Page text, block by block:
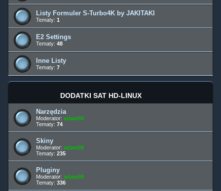
Listy Formuler S-Turbo4K by JAKITAKI
Tematy: 1
E2 Settings
Tematy: 48
Inne Listy
Tematy: 7
DODATKI SAT HD-LINUX
Narzędzia
Moderator: adam59
Tematy: 74
Skiny
Moderator: adam59
Tematy: 235
Pluginy
Moderator: adam59
Tematy: 336